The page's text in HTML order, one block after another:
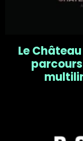
Le